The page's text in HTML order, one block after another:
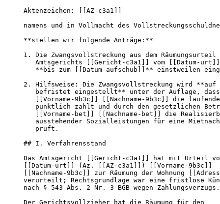
Aktenzeichen: [[AZ-c3a1]]
namens und in Vollmacht des
**stellen wir folgende Anträge:**
1. Die Zwangsvollstreckung aus dem Räumungsurteil
Amtsgerichts [[Gericht-c3a1]] vom [[Datum-
**bis zum [[Datum-aufschub]]** einstweilen
2. Hilfsweise: Die Zwangsvollstreckung wird **auf
   befristet eingestellt** unter der Auflage, dass
[[Vorname-9b3c]] [[Nachname-9b3c]] die
pünktlich zahlt und durch den gesetzlichen
[[Vorname-bet]] [[Nachname-bet]] die
ausstehender Sozialleistungen für eine
   prüft.
## I. Verfahrensstand
Das Amtsgericht [[Gericht-c3a1]] hat mit Urteil
[[Datum-urt]] (Az. [[AZ-c3a1]]) [[Vorname-9b3c]]
[[Nachname-9b3c]] zur Räumung der Wohnung
verurteilt; Rechtsgrundlage war eine fristlose
nach § 543 Abs. 2 Nr. 3 BGB wegen Zahlungsverzugs.
Der Gerichtsvollzieher hat die Räumung für den